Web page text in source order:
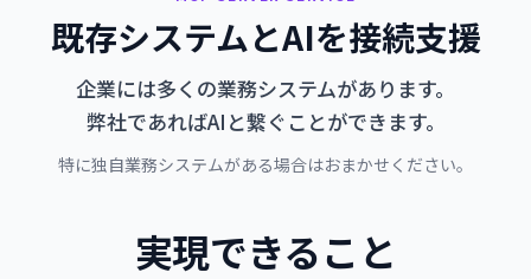
既存システムとAIを接続支援
企業には多くの業務システムがあります。
弊社であればAIと繋ぐことができます。
特に独自業務システムがある場合はおまかせください。
実現できること